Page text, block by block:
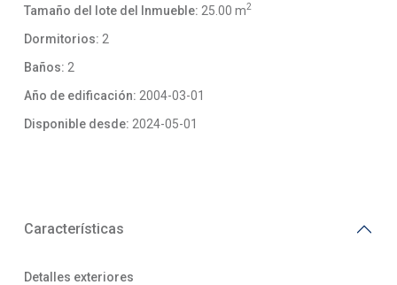
Tamaño del lote del Inmueble: 25.00 m2
Dormitorios: 2
Baños: 2
Año de edificación: 2004-03-01
Disponible desde: 2024-05-01
Características
Detalles exteriores